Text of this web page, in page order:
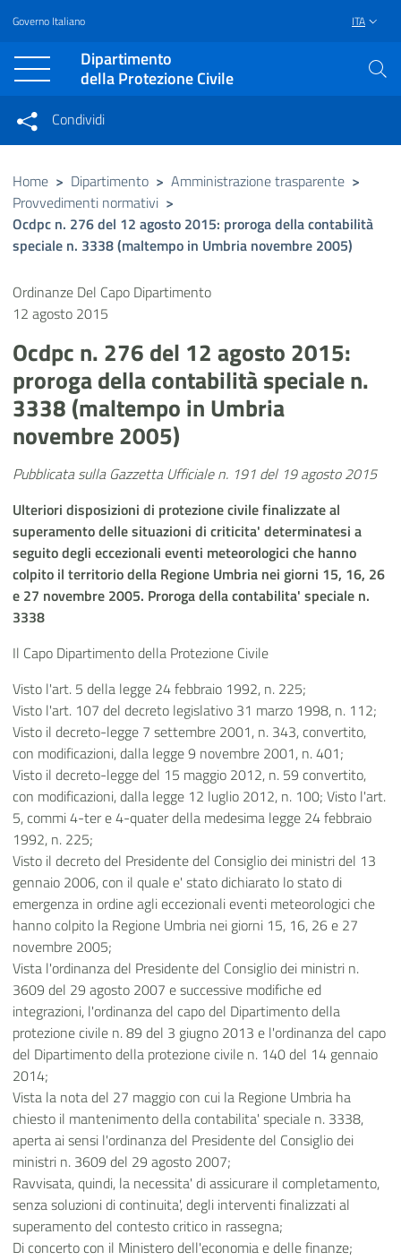
Vai al contenuto principale
Raggiungi il piè di pagina
Governo Italiano ITA
Dipartimento
della Protezione Civile
Condividi su Facebook
Condividi su Twitter
Condividi su LinkedIn
Condividi
Condividi sui social network
Home > Dipartimento > Amministrazione trasparente >
Provvedimenti normativi >
Ocdpc n. 276 del 12 agosto 2015: proroga della contabilità
speciale n. 3338 (maltempo in Umbria novembre 2005)
Ordinanze Del Capo Dipartimento
12 agosto 2015
Ocdpc n. 276 del 12 agosto 2015:
proroga della contabilità speciale n.
3338 (maltempo in Umbria
novembre 2005)
Pubblicata sulla Gazzetta Ufficiale n. 191 del 19 agosto 2015
Ulteriori disposizioni di protezione civile finalizzate al
superamento delle situazioni di criticita' determinatesi a
seguito degli eccezionali eventi meteorologici che hanno
colpito il territorio della Regione Umbria nei giorni 15, 16, 26
e 27 novembre 2005. Proroga della contabilita' speciale n.
3338
Il Capo Dipartimento della Protezione Civile
Visto l'art. 5 della legge 24 febbraio 1992, n. 225;
Visto l'art. 107 del decreto legislativo 31 marzo 1998, n. 112;
Visto il decreto-legge 7 settembre 2001, n. 343, convertito,
con modificazioni, dalla legge 9 novembre 2001, n. 401;
Visto il decreto-legge del 15 maggio 2012, n. 59 convertito,
con modificazioni, dalla legge 12 luglio 2012, n. 100; Visto l'art.
5, commi 4-ter e 4-quater della medesima legge 24 febbraio
1992, n. 225;
Visto il decreto del Presidente del Consiglio dei ministri del 13
gennaio 2006, con il quale e' stato dichiarato lo stato di
emergenza in ordine agli eccezionali eventi meteorologici che
hanno colpito la Regione Umbria nei giorni 15, 16, 26 e 27
novembre 2005;
Vista l'ordinanza del Presidente del Consiglio dei ministri n.
3609 del 29 agosto 2007 e successive modifiche ed
integrazioni, l'ordinanza del capo del Dipartimento della
protezione civile n. 89 del 3 giugno 2013 e l'ordinanza del capo
del Dipartimento della protezione civile n. 140 del 14 gennaio
2014;
Vista la nota del 27 maggio con cui la Regione Umbria ha
chiesto il mantenimento della contabilita' speciale n. 3338,
aperta ai sensi l'ordinanza del Presidente del Consiglio dei
ministri n. 3609 del 29 agosto 2007;
Ravvisata, quindi, la necessita' di assicurare il completamento,
senza soluzioni di continuita', degli interventi finalizzati al
superamento del contesto critico in rassegna;
Di concerto con il Ministero dell'economia e delle finanze;